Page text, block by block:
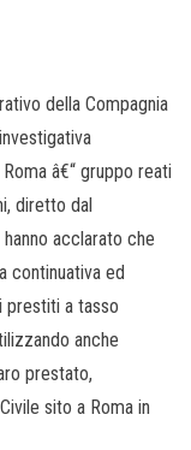
della Compagnia
â€“ gruppo reati
diretto dal
acclarato che
continuativa ed
prestiti a tasso
anche
prestato,
sito a Roma in